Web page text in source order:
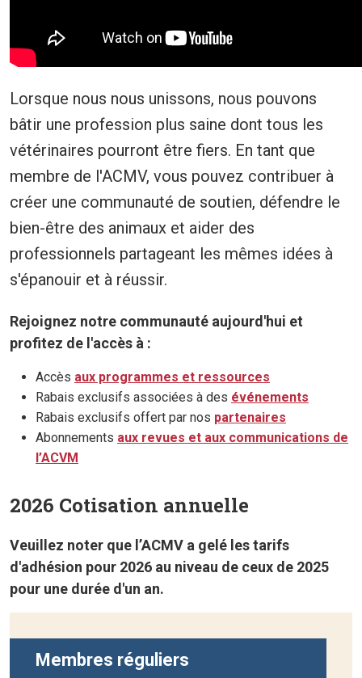
Lorsque nous nous unissons, nous pouvons
bâtir une profession plus saine dont tous les
vétérinaires pourront être fiers. En tant que
membre de l'ACMV, vous pouvez contribuer à
créer une communauté de soutien, défendre le
bien-être des animaux et aider des
professionnels partageant les mêmes idées à
s'épanouir et à réussir.
Rejoignez notre communauté aujourd'hui et
profitez de l'accès à :
Accès aux programmes et ressources
Rabais exclusifs associées à des événements
Rabais exclusifs offert par nos partenaires
Abonnements aux revues et aux communications de
l’ACVM
2026 Cotisation annuelle
Veuillez noter que l’ACMV a gelé les tarifs
d'adhésion pour 2026 au niveau de ceux de 2025
pour une durée d'un an.
Membres réguliers